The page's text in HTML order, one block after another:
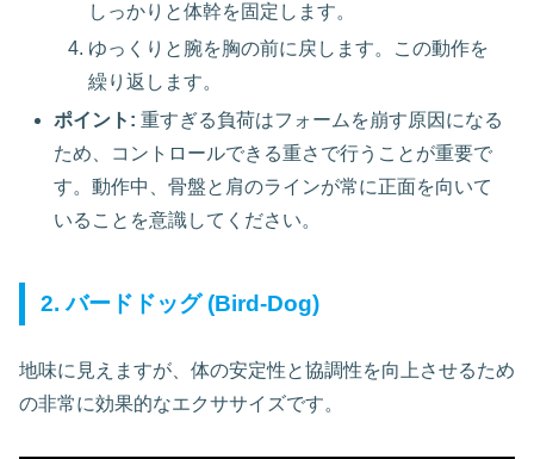
しっかりと体幹を固定します。
ゆっくりと腕を胸の前に戻します。この動作を
繰り返します。
ポイント: 重すぎる負荷はフォームを崩す原因になる
ため、コントロールできる重さで行うことが重要で
す。動作中、骨盤と肩のラインが常に正面を向いて
いることを意識してください。
2. バードドッグ (Bird-Dog)
地味に見えますが、体の安定性と協調性を向上させるため
の非常に効果的なエクササイズです。